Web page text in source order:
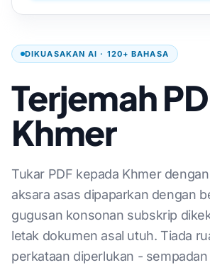
DIKUASAKAN AI · 120+ BAHASA
Terjemah
Khmer
Tukar PDF kepada Khmer
aksara asas dipaparkan dengan
gugusan konsonan subskrip
letak dokumen asal utuh. Tiada
perkataan diperlukan -